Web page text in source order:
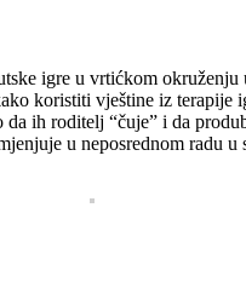
igre u vrtićkom
koristiti vještine iz
ih roditelj “čuje” i da
u neposrednom radu u